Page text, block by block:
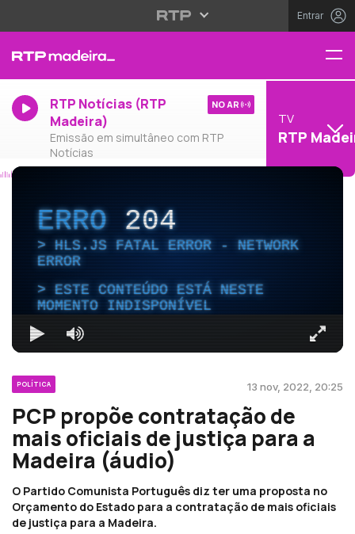
Entrar
RTP Notícias (RTP
Madeira)
Emissão em simultâneo com RTP
Notícias
NO AR
TV
RTP
ERRO204
HLS.JS FATAL ERROR - NETWORK
ERROR
ESTE CONTEÚDO ESTÁ NESTE
MOMENTO INDISPONÍVEL
POLÍTICA 13 nov, 2022, 20:25
PCP propõe contratação de
mais oficiais de justiça para a
Madeira (áudio)
O Partido Comunista Português diz ter uma proposta no
Orçamento do Estado para a contratação de mais oficiais
de justiça para a Madeira.